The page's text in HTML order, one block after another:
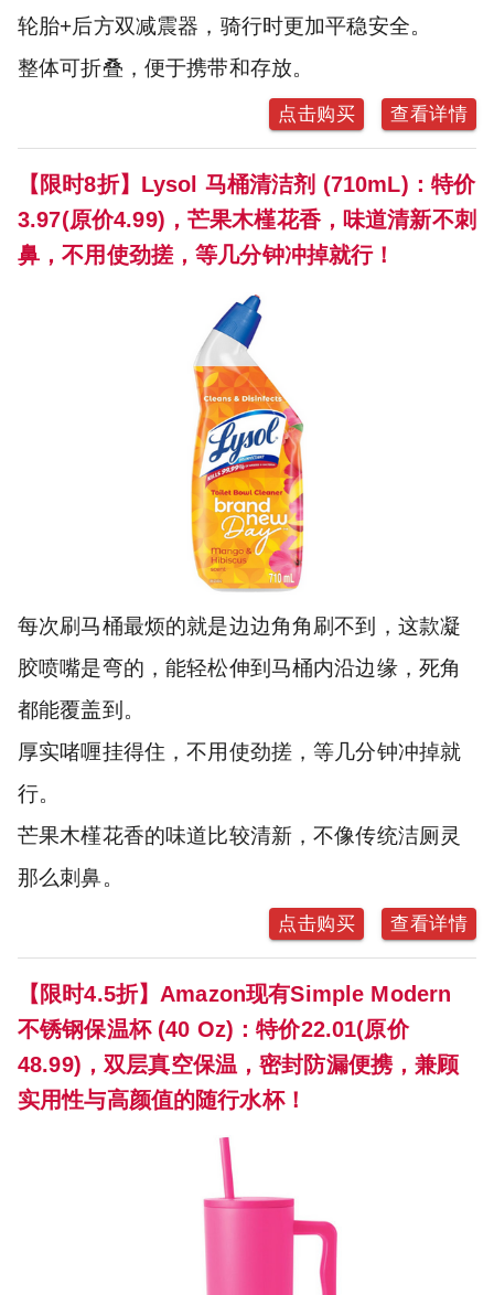
轮胎+后方双减震器，骑行时更加平稳安全。
整体可折叠，便于携带和存放。
点击购买 查看详情
【限时8折】Lysol 马桶清洁剂 (710mL)：特价
3.97(原价4.99)，芒果木槿花香，味道清新不刺
鼻，不用使劲搓，等几分钟冲掉就行！
每次刷马桶最烦的就是边边角角刷不到，这款凝
胶喷嘴是弯的，能轻松伸到马桶内沿边缘，死角
都能覆盖到。
厚实啫喱挂得住，不用使劲搓，等几分钟冲掉就
行。
芒果木槿花香的味道比较清新，不像传统洁厕灵
那么刺鼻。
点击购买 查看详情
【限时4.5折】Amazon现有Simple Modern
不锈钢保温杯 (40 Oz)：特价22.01(原价
48.99)，双层真空保温，密封防漏便携，兼顾
实用性与高颜值的随行水杯！